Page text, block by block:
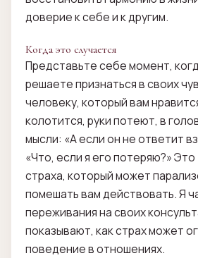
доверие к себе и к другим.
Когда это случается
Представьте себе момент,
решаете признаться в своих
человеку, который вам
колотится, руки потеют, в
мысли: «А если он не ответит
«Что, если я его потеряю?»
страха, который может
помешать вам действовать. Я
переживания на своих
показывают, как страх может
поведение в отношениях.